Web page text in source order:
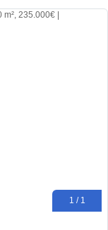
1 / 1